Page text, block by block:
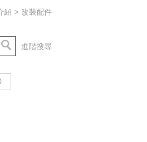
紹 > 改裝配件
進階搜尋